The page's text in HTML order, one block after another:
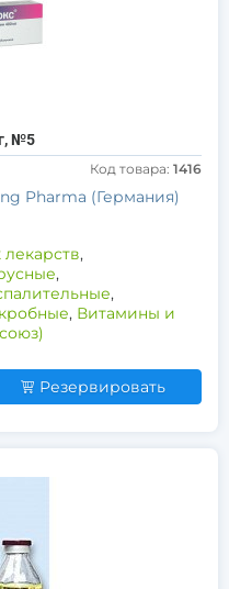
№5
Код товара: 1416
Pharma (Германия)
,
,
,
, Витамины и
Резервировать